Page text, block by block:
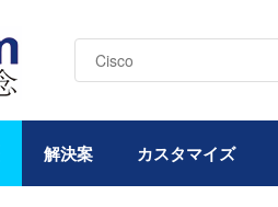
解決案 カスタマイズ